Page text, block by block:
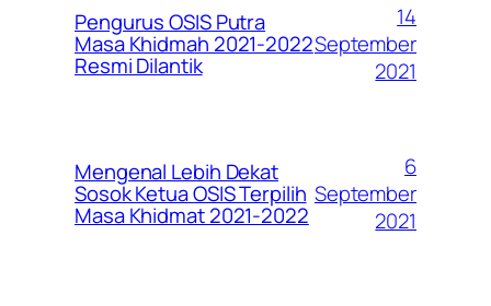
Pengurus OSIS Putra
Masa Khidmah 2021-2022
Resmi Dilantik
14
September
2021
Mengenal Lebih Dekat
Sosok Ketua OSIS Terpilih
Masa Khidmat 2021-2022
6
September
2021